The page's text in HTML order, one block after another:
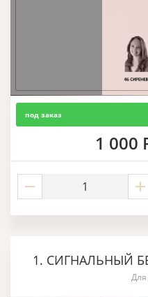
под заказ
1 000
1. СИГНАЛЬНЫЙ